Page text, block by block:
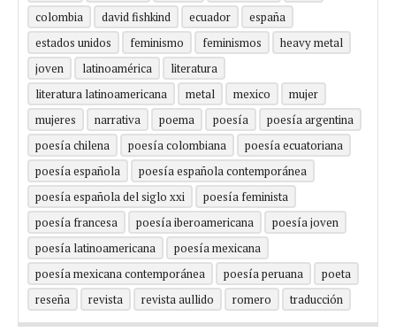
colombia
david fishkind ecuador
españa
estados unidos
feminismo feminismos
heavy metal
joven
latinoamérica
literatura
literatura latinoamericana
metal mexico
mujer
mujeres
narrativa poema poesía
poesía argentina
poesía chilena
poesía colombiana
poesía ecuatoriana
poesía española
poesía española contemporánea
poesía española del siglo xxi
poesía feminista
poesía francesa
poesía iberoamericana
poesía joven
poesía latinoamericana
poesía mexicana
poesía mexicana contemporánea
poesía peruana
poeta
reseña
revista revista aullido romero traducción